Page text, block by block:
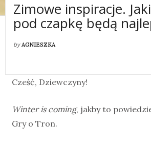
Zimowe inspiracje.
pod czapkę będą
by AGNIESZKA
Cześć, Dziewczyny!
Winter is coming, jakby to
Gry o Tron.